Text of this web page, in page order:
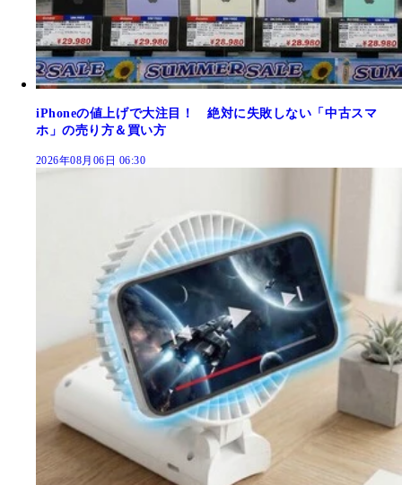
iPhoneの値上げで大注目！ 絶対に失敗しない「中古スマ
ホ」の売り方＆買い方
2026年08月06日 06:30